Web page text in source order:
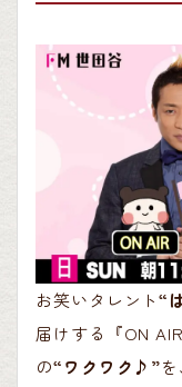
お笑いタレント“
届けする『ON
の“ワクワク♪”